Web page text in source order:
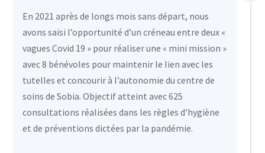
En 2021 après de longs mois sans départ, nous
avons saisi l’opportunité d’un créneau entre deux «
vagues Covid 19 » pour réaliser une « mini mission »
avec 8 bénévoles pour maintenir le lien avec les
tutelles et concourir à l’autonomie du centre de
soins de Sobia. Objectif atteint avec 625
consultations réalisées dans les règles d’hygiène
et de préventions dictées par la pandémie.